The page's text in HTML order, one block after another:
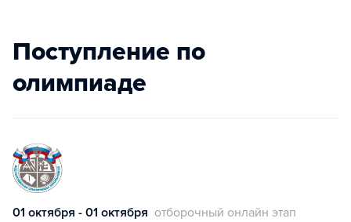
Поступление по
олимпиаде
01 октября - 01 октября отборочный онлайн этап